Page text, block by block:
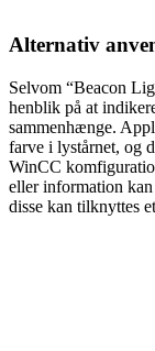
Alternativ
Selvom “Beacon
henblik på at
sammenhænge.
farve i lystårnet, og
WinCC
eller information kan
disse kan tilknyttes